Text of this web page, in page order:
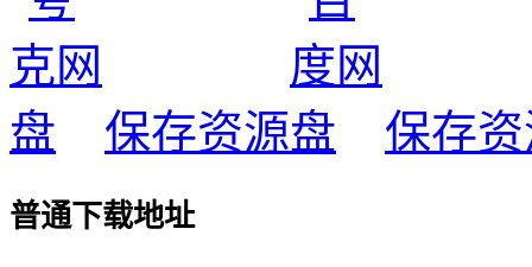
保存资源 保存
普通下载地址